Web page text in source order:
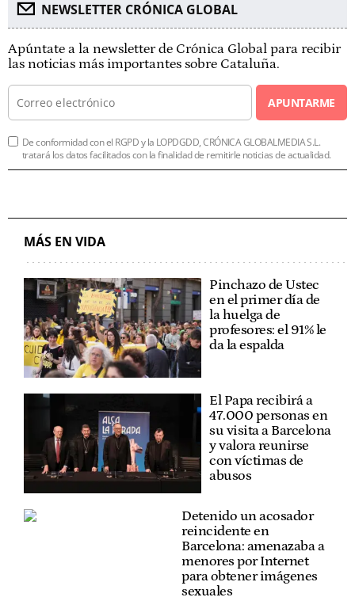
NEWSLETTER CRÓNICA GLOBAL
Apúntate a la newsletter de Crónica Global para recibir
las noticias más importantes sobre Cataluña.
APUNTARME
De conformidad con el RGPD y la LOPDGDD, CRÓNICA GLOBALMEDIA S.L.
tratará los datos facilitados con la finalidad de remitirle noticias de actualidad.
MÁS EN VIDA
Pinchazo de Ustec
en el primer día de
la huelga de
profesores: el 91% le
da la espalda
El Papa recibirá a
47.000 personas en
su visita a Barcelona
y valora reunirse
con víctimas de
abusos
Detenido un acosador
reincidente en
Barcelona: amenazaba a
menores por Internet
para obtener imágenes
sexuales